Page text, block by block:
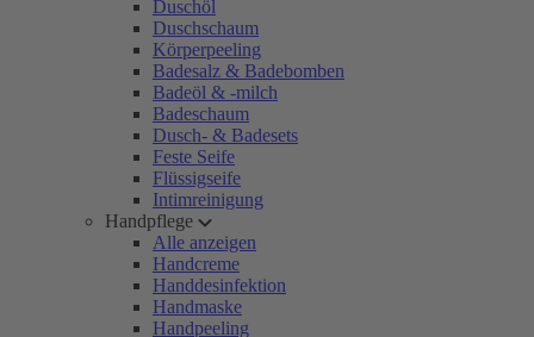
Duschöl
Duschschaum
Körperpeeling
Badesalz & Badebomben
Badeöl & -milch
Badeschaum
Dusch- & Badesets
Feste Seife
Flüssigseife
Intimreinigung
Handpflege
Alle anzeigen
Handcreme
Handdesinfektion
Handmaske
Handpeeling